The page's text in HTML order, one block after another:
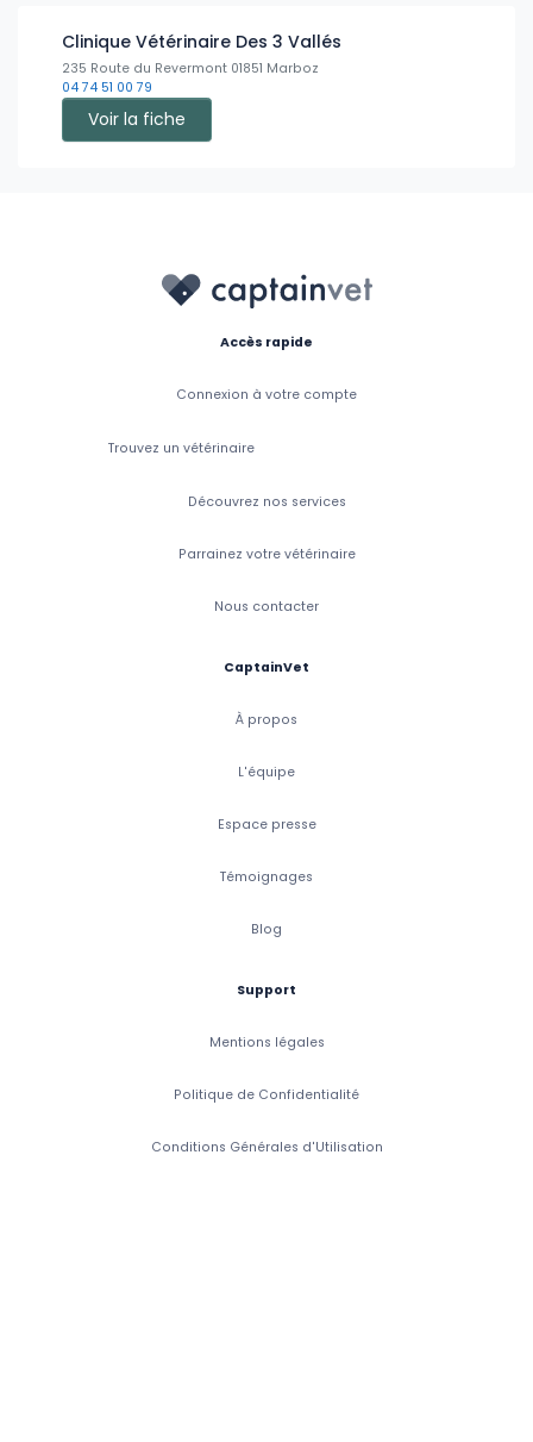
Clinique Vétérinaire Des 3 Vallés
235 Route du Revermont 01851 Marboz
04 74 51 00 79
Voir la fiche
Accès rapide
Connexion à votre compte
Trouvez un vétérinaire
Découvrez nos services
Parrainez votre vétérinaire
Nous contacter
CaptainVet
À propos
L'équipe
Espace presse
Témoignages
Blog
Support
Mentions légales
Politique de Confidentialité
Conditions Générales d'Utilisation